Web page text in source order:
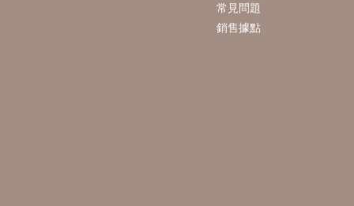
常見問題
銷售據點